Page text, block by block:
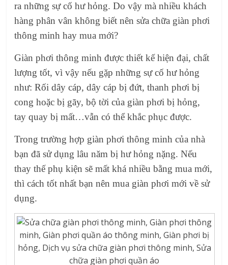
ra những sự cố hư hỏng. Do vậy mà nhiều khách
hàng phân vân không biết nênsửa chữa giàn phơi
thông minh hay mua mới?
Giàn phơi thông minh được thiết kế hiện đại, chất
lượng tốt, vì vậy nếu gặp những sự cố hư hỏng
như: Rối dây cáp, dây cáp bị đứt, thanh phơi bị
cong hoặc bị gãy, bộ tời của giàn phơi bị hỏng,
tay quay bị mất…vẫn có thể khắc phục được.
Trong trường hợp giàn phơi thông minh của nhà
bạn đã sử dụng lâu năm bị hư hỏng nặng. Nếu
thay thế phụ kiện sẽ mất khá nhiều bằng mua mới,
thì cách tốt nhất bạn nênmua giàn phơi mới về sử
dụng.